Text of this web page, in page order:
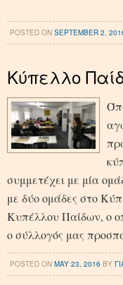
POSTED ONSEPTEMBER 2,
Κύπελλο
συμμετέχει με μία
με δύο ομάδες στο
Κυπέλλου Παίδων, ο
ο σύλλογός μας
POSTED ONMAY 23, 2016 BY